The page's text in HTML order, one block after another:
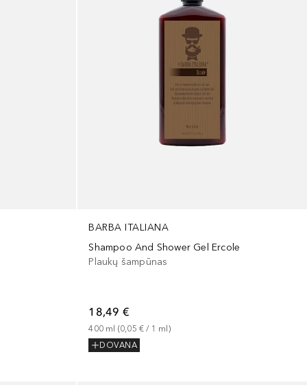
BARBA ITALIANA
Shampoo And Shower Gel Ercole
Plaukų šampūnas
18,49 €
400 ml (0,05 € / 1 ml)
DOVANA